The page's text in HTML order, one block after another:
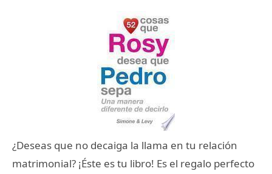
¿Deseas que no decaiga la llama en tu relación
matrimonial? ¡Éste es tu libro! Es el regalo perfecto